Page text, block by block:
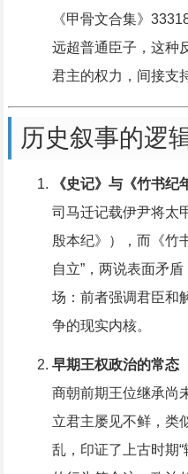
《甲骨文合集》
远超普通臣子，这种
君主的权力，间接支
历史叙事的逻
《史记》与《竹书纪
司马迁记载伊尹将太
殷本纪》），而《竹
自立”，两说表面矛
场：前者强调君臣和
争的现实内核。
早期王权政治的常态
商朝前期王位继承尚
立君主屡见不鲜，类
乱，印证了上古时期